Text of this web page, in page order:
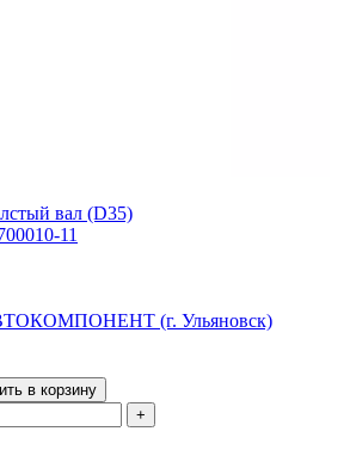
вал (D35)
11
(г. Ульяновск)
в корзину
+